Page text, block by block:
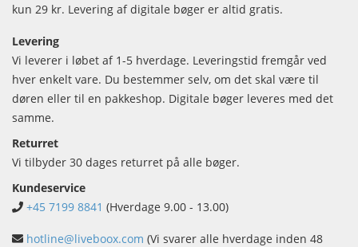
kun 29 kr. Levering af digitale bøger er altid gratis.
Levering
Vi leverer i løbet af 1-5 hverdage. Leveringstid fremgår ved
hver enkelt vare. Du bestemmer selv, om det skal være til
døren eller til en pakkeshop. Digitale bøger leveres med det
samme.
Returret
Vi tilbyder 30 dages returret på alle bøger.
Kundeservice
+45 7199 8841 (Hverdage 9.00 - 13.00)
hotline@liveboox.com (Vi svarer alle hverdage inden 48